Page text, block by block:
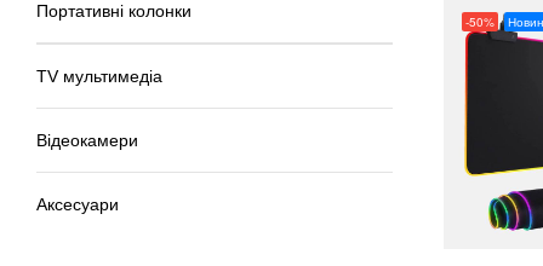
Портативні колонки
TV мультимедіа
Відеокамери
Аксесуари
-50%